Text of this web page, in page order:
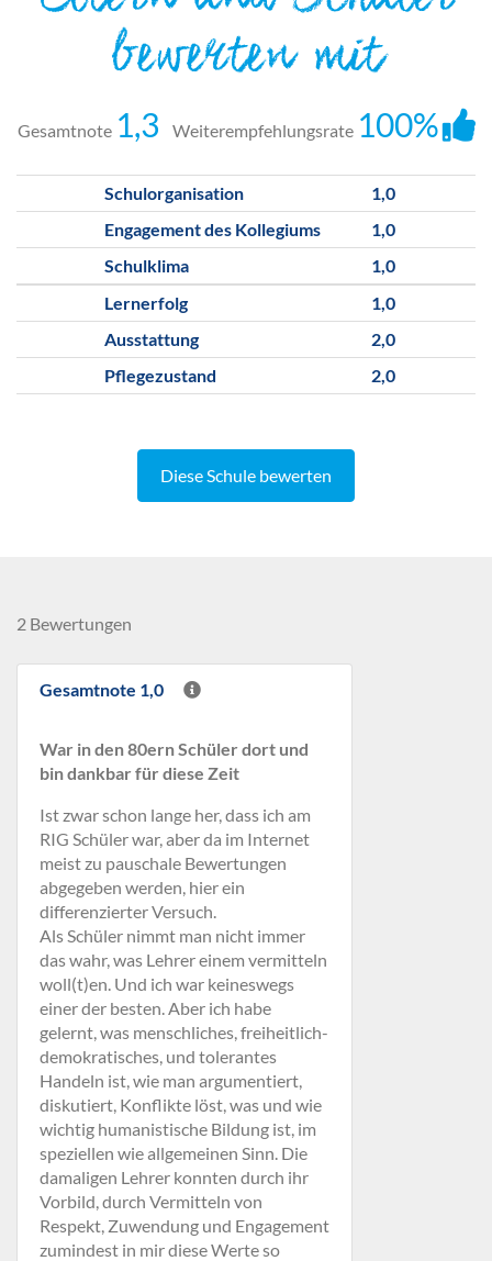
bewerten mit
Gesamtnote 1,3 Weiterempfehlungsrate 100%
Schulorganisation
1,0
Engagement des Kollegiums
1,0
Schulklima
1,0
Lernerfolg
1,0
Ausstattung
2,0
Pflegezustand
2,0
Diese Schule bewerten
2 Bewertungen
Gesamtnote 1,0
War in den 80ern Schüler dort und
bin dankbar für diese Zeit
Ist zwar schon lange her, dass ich am
RIG Schüler war, aber da im Internet
meist zu pauschale Bewertungen
abgegeben werden, hier ein
differenzierter Versuch.
Als Schüler nimmt man nicht immer
das wahr, was Lehrer einem vermitteln
woll(t)en. Und ich war keineswegs
einer der besten. Aber ich habe
gelernt, was menschliches, freiheitlich-
demokratisches, und tolerantes
Handeln ist, wie man argumentiert,
diskutiert, Konflikte löst, was und wie
wichtig humanistische Bildung ist, im
speziellen wie allgemeinen Sinn. Die
damaligen Lehrer konnten durch ihr
Vorbild, durch Vermitteln von
Respekt, Zuwendung und Engagement
zumindest in mir diese Werte so